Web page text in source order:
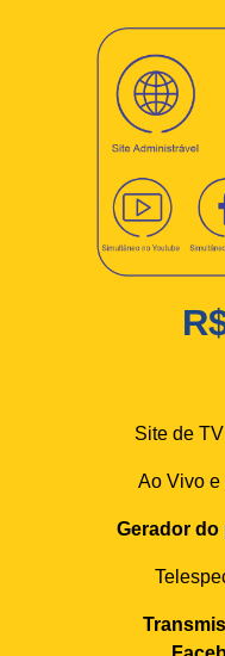
Site de
Ao Vivo e
Gerador do